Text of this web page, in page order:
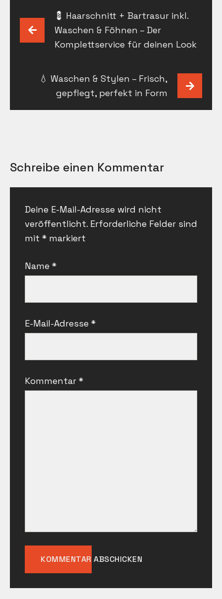
Beitragsnavigation
💈 Haarschnitt + Bartrasur inkl.
Waschen & Föhnen – Der
Komplettservice für deinen Look
💧 Waschen & Stylen – Frisch,
gepflegt, perfekt in Form
Schreibe einen Kommentar
Deine E-Mail-Adresse wird nicht
veröffentlicht. Erforderliche Felder sind
mit * markiert
Name *
E-Mail-Adresse *
Kommentar *